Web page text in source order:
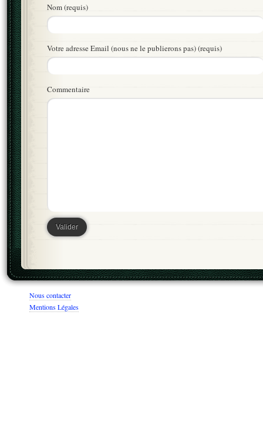
Nom (requis)
Votre adresse Email (nous ne le publierons pas) (requis)
Commentaire
Nous contacter
Mentions Légales